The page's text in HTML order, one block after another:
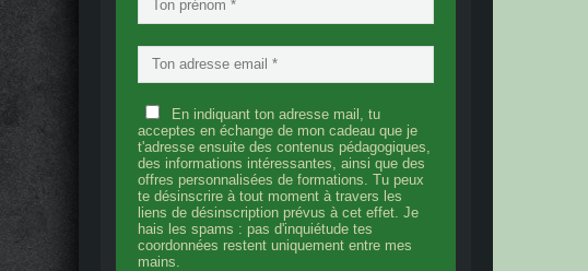
En indiquant ton adresse mail, tu
acceptes en échange de mon cadeau que je
t'adresse ensuite des contenus pédagogiques,
des informations intéressantes, ainsi que des
offres personnalisées de formations. Tu peux
te désinscrire à tout moment à travers les
liens de désinscription prévus à cet effet. Je
hais les spams : pas d'inquiétude tes
coordonnées restent uniquement entre mes
mains.